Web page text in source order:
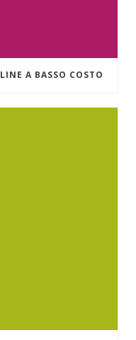
A BASSO COSTO